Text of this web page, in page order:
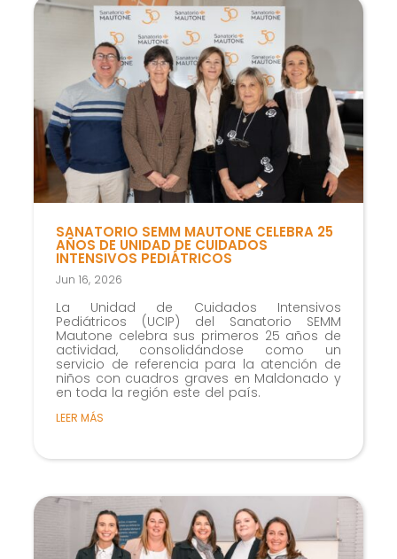
SANATORIO SEMM MAUTONE CELEBRA 25
AÑOS DE UNIDAD DE CUIDADOS
INTENSIVOS PEDIÁTRICOS
Jun 16, 2026
La Unidad de Cuidados Intensivos
Pediátricos (UCIP) del Sanatorio SEMM
Mautone celebra sus primeros 25 años de
actividad, consolidándose como un
servicio de referencia para la atención de
niños con cuadros graves en Maldonado y
en toda la región este del país.
LEER MÁS
personalizados.